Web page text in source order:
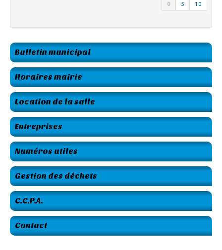
0 5 10
Bulletin municipal
Horaires mairie
Location de la salle
Entreprises
Numéros utiles
Gestion des déchets
C.C.P.A.
Contact